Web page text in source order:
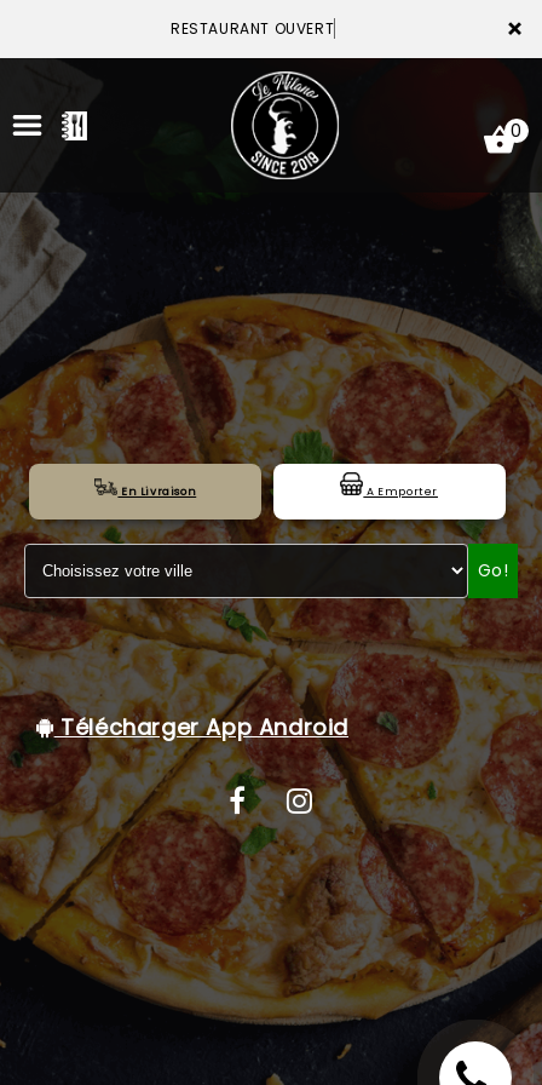
×
RESTAURANT OUVERT
ACCUEIL
LA CARTE
VOTRE COMPTE
NOTRE RESTAURANT
VOS AVIS
MENTIONS LÉGALES
C.G.V
0
En Livraison A Emporter
Go!
Télécharger App Android